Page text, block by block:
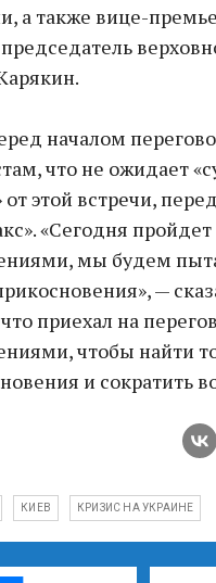
а также вице-
началом
что не ожидает
этой встречи,
«Сегодня
мы будем
—
приехал на
чтобы найти
и сократить
КИЕВ КРИЗИС НА УКРАИНЕ